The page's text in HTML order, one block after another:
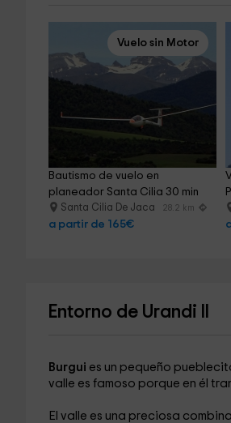
Vuelo sin Motor
Bautismo de vuelo en
planeador Santa Cilia 30 min
Santa Cilia De Jaca 28.2 km
a partir de 165€
Entorno de Urandi II
Burgui es un pequeño
valle es famoso porque en él
El valle es una preciosa